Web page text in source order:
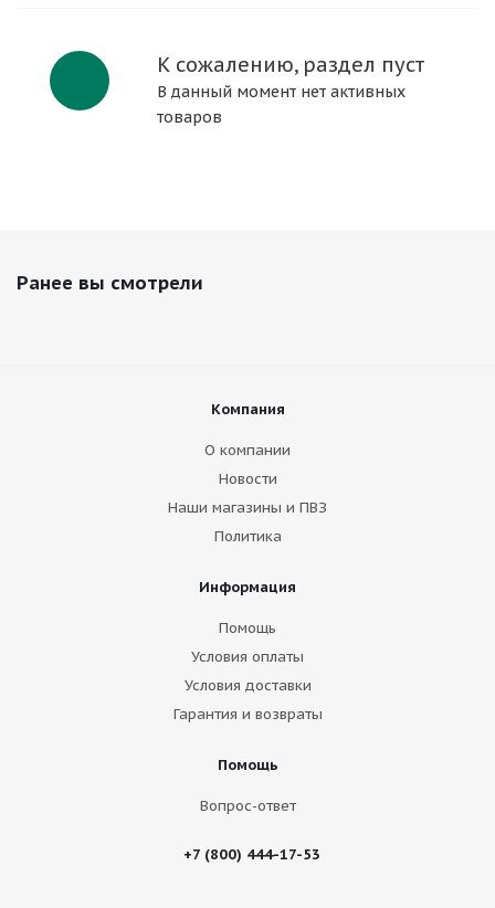
К сожалению, раздел пуст
В данный момент нет активных
товаров
Ранее вы смотрели
Компания
О компании
Новости
Наши магазины и ПВЗ
Политика
Информация
Помощь
Условия оплаты
Условия доставки
Гарантия и возвраты
Помощь
Вопрос-ответ
+7 (800) 444-17-53